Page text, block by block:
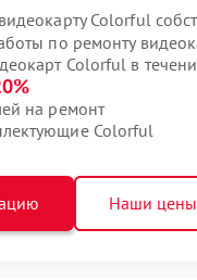
Colorful
по ремонту
Colorful в
на ремонт
Colorful
Наши цены